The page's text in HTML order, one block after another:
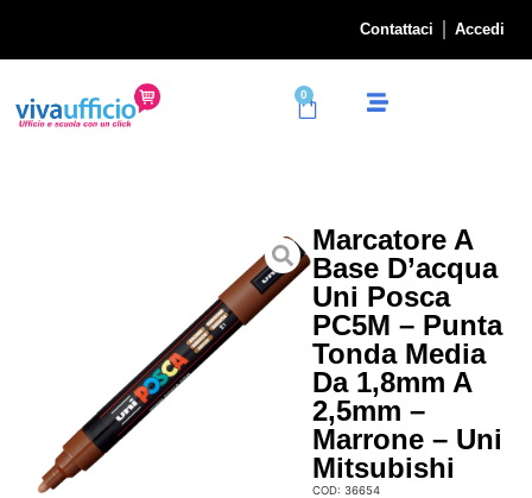
Contattaci Accedi
0
Marcatore A
Base D’acqua
Uni Posca
PC5M – Punta
Tonda Media
Da 1,8mm A
2,5mm –
Marrone – Uni
Mitsubishi
COD: 36654